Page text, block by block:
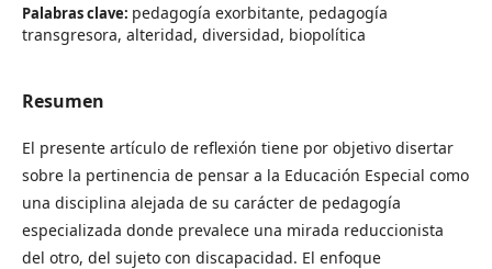
Palabras clave: pedagogía exorbitante, pedagogía
transgresora, alteridad, diversidad, biopolítica
Resumen
El presente artículo de reflexión tiene por objetivo disertar
sobre la pertinencia de pensar a la Educación Especial como
una disciplina alejada de su carácter de pedagogía
especializada donde prevalece una mirada reduccionista
del otro, del sujeto con discapacidad. El enfoque